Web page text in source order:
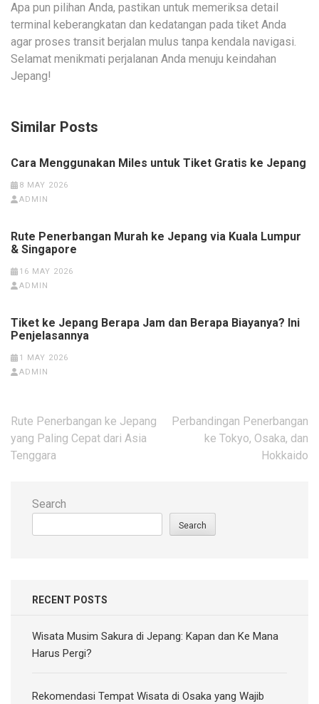
Apa pun pilihan Anda, pastikan untuk memeriksa detail
terminal keberangkatan dan kedatangan pada tiket Anda
agar proses transit berjalan mulus tanpa kendala navigasi.
Selamat menikmati perjalanan Anda menuju keindahan
Jepang!
Similar Posts
Cara Menggunakan Miles untuk Tiket Gratis ke Jepang
8 MAY 2026
ADMIN
Rute Penerbangan Murah ke Jepang via Kuala Lumpur
& Singapore
16 MAY 2026
ADMIN
Tiket ke Jepang Berapa Jam dan Berapa Biayanya? Ini
Penjelasannya
1 MAY 2026
ADMIN
Post
navigation
Rute Penerbangan ke Jepang
yang Paling Cepat dari Asia
Tenggara
Perbandingan Penerbangan
ke Tokyo, Osaka, dan
Hokkaido
Search
Search
RECENT POSTS
Wisata Musim Sakura di Jepang: Kapan dan Ke Mana
Harus Pergi?
Rekomendasi Tempat Wisata di Osaka yang Wajib